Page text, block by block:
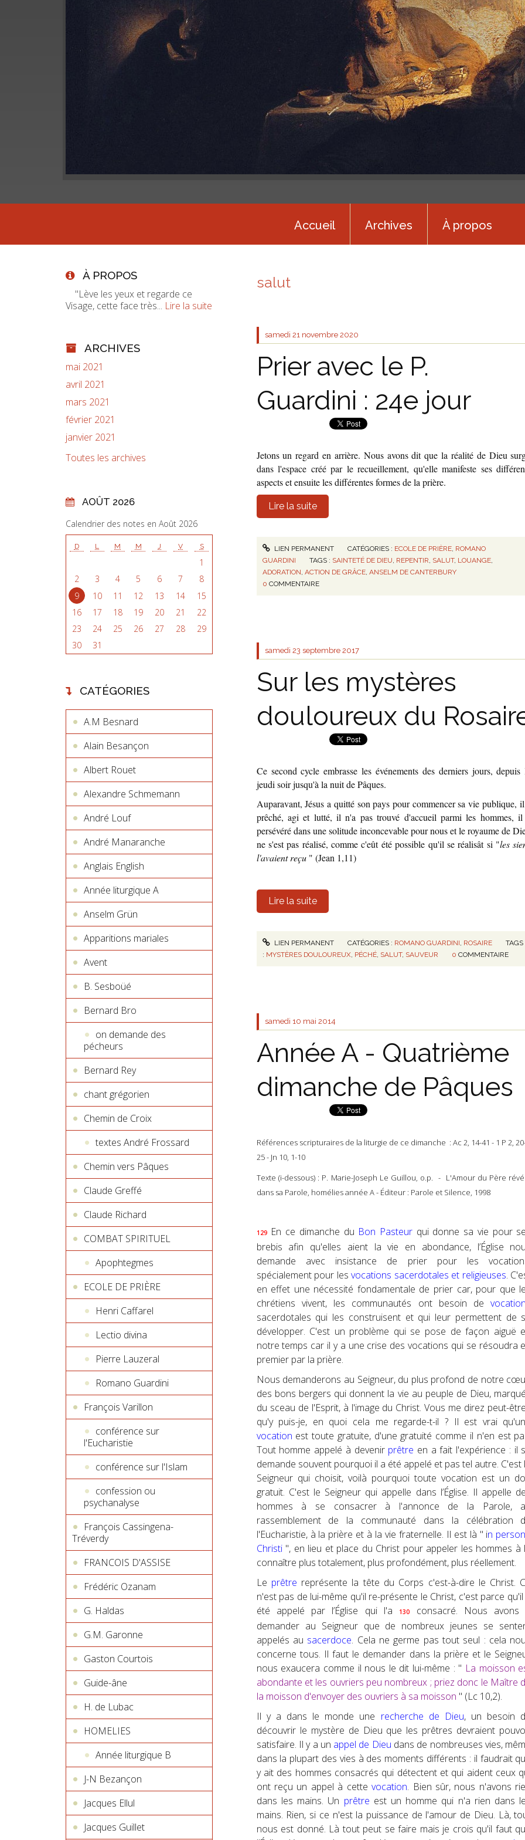
Accueil Archives À propos
À PROPOS
"Lève les yeux et regarde ce
Visage, cette face très... Lire la suite
ARCHIVES
mai 2021
avril 2021
mars 2021
février 2021
janvier 2021
Toutes les archives
AOÛT 2026
Calendrier des notes en Août 2026
D L M M J V S
1
2
3 4 5 6 7
8
9
10 11 12 13 14
15
16
17 18 19 20 21
22
23
24 25 26 27 28
29
30
31
CATÉGORIES
A.M Besnard
Alain Besançon
Albert Rouet
Alexandre Schmemann
André Louf
André Manaranche
Anglais English
Année liturgique A
Anselm Grün
Apparitions mariales
Avent
B. Sesboüé
Bernard Bro
on demande des
pécheurs
Bernard Rey
chant grégorien
Chemin de Croix
textes André Frossard
Chemin vers Pâques
Claude Greffé
Claude Richard
COMBAT SPIRITUEL
Apophtegmes
ECOLE DE PRIÈRE
Henri Caffarel
Lectio divina
Pierre Lauzeral
Romano Guardini
François Varillon
conférence sur
l'Eucharistie
conférence sur l'Islam
confession ou
psychanalyse
François Cassingena-
Tréverdy
FRANCOIS D'ASSISE
Frédéric Ozanam
G. Haldas
G.M. Garonne
Gaston Courtois
Guide-âne
H. de Lubac
HOMELIES
Année liturgique B
J-N Bezançon
Jacques Ellul
Jacques Guillet
salut
samedi 21 novembre 2020
Prier avec le P.
Guardini : 24e jour
Jetons un regard en arrière. Nous avons dit que la réalité de Dieu
dans l'espace créé par le recueillement, qu'elle manifeste ses
aspects et ensuite les différentes formes de la prière.
Lire la suite
LIEN PERMANENT CATÉGORIES : ECOLE DE PRIÈRE ROMANO
GUARDINI
TAGS : SAINTETÉ DE DIEU REPENTIR SALUT, LOUANGE,
ADORATION ACTION DE GRÂCE, ANSELM DE CANTERBURY
0 COMMENTAIRE
samedi 23 septembre 2017
Sur les mystères
douloureux du
Ce second cycle embrasse les événements des derniers jours, depuis
jeudi soir jusqu'à la nuit de Pâques.
Auparavant, Jésus a quitté son pays pour commencer sa vie publique,
prêché, agi et lutté, il n'a pas trouvé d'accueil parmi les hommes,
persévéré dans une solitude inconcevable pour nous et le royaume de
ne s'est pas réalisé, comme c'eût été possible qu'il se réalisât si "les
l'avaient reçu" (Jean 1,11)
Lire la suite
LIEN PERMANENT CATÉGORIES : ROMANO GUARDINI, ROSAIRE
TAGS
: MYSTÈRES DOULOUREUX, PÉCHÉ, SALUT, SAUVEUR 0 COMMENTAIRE
samedi 10 mai 2014
Année A - Quatrième
dimanche de Pâques
Références scripturaires de la liturgie de ce dimanche : Ac 2, 14-41 - 1 P 2,
25 - Jn 10, 1-10
Texte (i-dessous) : P. Marie-Joseph Le Guillou, o.p. - L'Amour du Père
dans sa Parole, homélies année A - Éditeur : Parole et Silence, 1998
129En ce dimanche du Bon Pasteur qui donne sa vie pour
brebis afin qu'elles aient la vie en abondance, l’Église
demande avec insistance de prier pour les
spécialement pour lesvocations sacerdotales et religieuses.
en effet une nécessité fondamentale de prier car, pour que
chrétiens vivent, les communautés ont besoin de
sacerdotales qui les construisent et qui leur permettent de
développer. C'est un problème qui se pose de façon aiguë
notre temps car il y a une crise des vocations qui se résoudra
premier par la prière.
Nous demanderons au Seigneur, du plus profond de notre
des bons bergers qui donnent la vie au peuple de Dieu,
du sceau de l'Esprit, à l'image du Christ. Vous me direz peut-
qu'y puis-je, en quoi cela me regarde-t-il ? Il est vrai
vocation est toute gratuite, d'une gratuité comme il n'en est
Tout homme appelé à devenir prêtre en a fait l'expérience : il
demande souvent pourquoi il a été appelé et pas tel autre. C'est
Seigneur qui choisit, voilà pourquoi toute vocation est un
gratuit. C'est le Seigneur qui appelle dans l’Église. Il appelle
hommes à se consacrer à l'annonce de la Parole,
rassemblement de la communauté dans la célébration
l'Eucharistie, à la prière et à la vie fraternelle. Il est là " in
Christi", en lieu et place du Christ pour appeler les hommes à
connaître plus totalement, plus profondément, plus réellement.
Le prêtre représente la tête du Corps c'est-à-dire le Christ.
n'est pas de lui-même qu'il re-présente le Christ, c'est parce
été appelé par l’Église qui l'a
130
consacré. Nous avons
demander au Seigneur que de nombreux jeunes se
appelés au sacerdoce. Cela ne germe pas tout seul : cela
concerne tous. Il faut le demander dans la prière et le
nous exaucera comme il nous le dit lui-même : " La moisson
abondante et les ouvriers peu nombreux ; priez donc le Maître
la moisson d'envoyer des ouvriers à sa moisson " (Lc 10,2).
Il y a dans le monde une recherche de Dieu, un besoin
découvrir le mystère de Dieu que les prêtres devraient
satisfaire. Il y a un appel de Dieu dans de nombreuses vies,
dans la plupart des vies à des moments différents : il faudrait
y ait des hommes consacrés qui détectent et qui aident ceux
ont reçu un appel à cettevocation. Bien sûr, nous n'avons
dans les mains. Un prêtre est un homme qui n'a rien dans
mains. Rien, si ce n'est la puissance de l'amour de Dieu. Là,
nous est donné. Là tout peut se faire mais je crois qu'il faut